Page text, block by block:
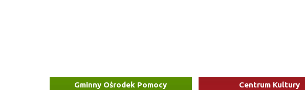
Gminny Ośrodek Pomocy
Centrum Kultury